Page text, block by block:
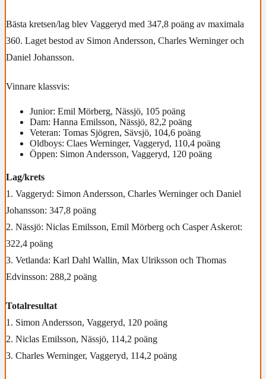
Bästa kretsen/lag blev Vaggeryd med 347,8 poäng av maximala
360. Laget bestod av Simon Andersson, Charles Werninger och
Daniel Johansson.
Vinnare klassvis:
Junior: Emil Mörberg, Nässjö, 105 poäng
Dam: Hanna Emilsson, Nässjö, 82,2 poäng
Veteran: Tomas Sjögren, Sävsjö, 104,6 poäng
Oldboys: Claes Werninger, Vaggeryd, 110,4 poäng
Öppen: Simon Andersson, Vaggeryd, 120 poäng
Lag/krets
1. Vaggeryd: Simon Andersson, Charles Werninger och Daniel
Johansson: 347,8 poäng
2. Nässjö: Niclas Emilsson, Emil Mörberg och Casper Askerot:
322,4 poäng
3. Vetlanda: Karl Dahl Wallin, Max Ulriksson och Thomas
Edvinsson: 288,2 poäng
Totalresultat
1. Simon Andersson, Vaggeryd, 120 poäng
2. Niclas Emilsson, Nässjö, 114,2 poäng
3. Charles Werninger, Vaggeryd, 114,2 poäng